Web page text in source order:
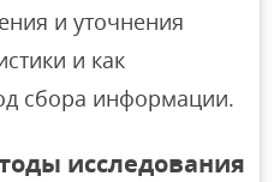
и уточнения
и как
сбора информации.
исследования